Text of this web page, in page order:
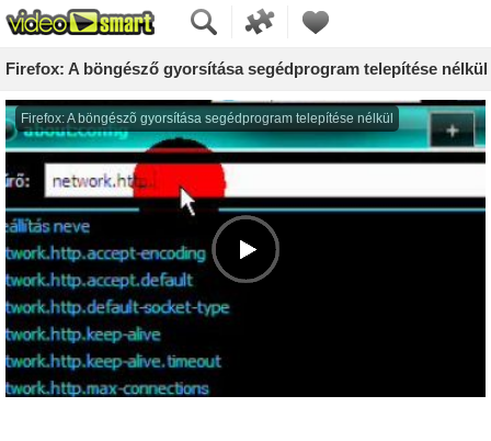
Firefox: A böngésző gyorsítása segédprogram telepítése nélkül